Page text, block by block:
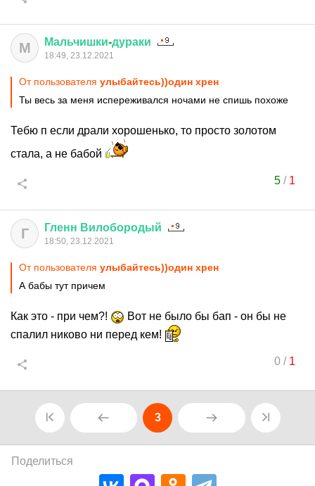
М Мальчишки-дураки
18:49, 23.12.2021
От пользователя улыбайтесь))один хрен
Ты весь за меня испереживался ночами не спишь похоже
Тебю п если драли хорошенько, то просто золотом
стала, а не бабой
5/ 1
Г Гленн Вилобородый
18:50, 23.12.2021
От пользователя улыбайтесь))один хрен
А бабы тут причем
Как это - при чем?!
Вот не было бы бап - он бы не
спалил никово ни перед кем!
0/ 1
3
Поделиться